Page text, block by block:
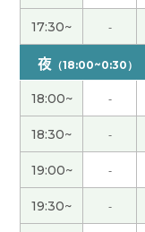
我也觉得这些老
感觉，现在长大
起很多美好的
老师，我很期待
女性 )
有孙子的祖父母
商量每月去观光
17:30~ -
夜 （18:00~0:30）
18:00~ -
18:30~ -
19:00~ -
19:30~ -